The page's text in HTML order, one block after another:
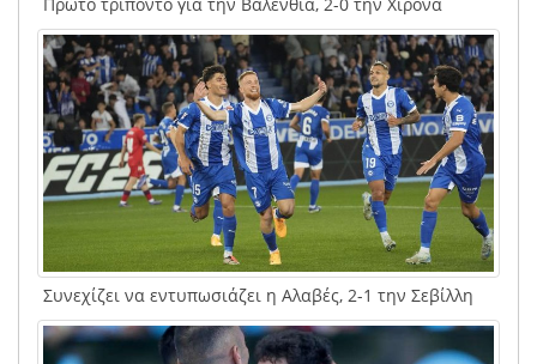
Συνεχίζει να εντυπωσιάζει η Αλαβές, 2-1 την Σεβίλλη